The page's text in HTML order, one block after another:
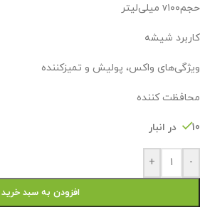
حجمv۱۰۰ میلی‌لیتر
کاربرد شیشه
ویژگی‌های واکس، پولیش و تمیزکننده
محافظت کننده
10 در انبار
-
+
افزودن به سبد خرید